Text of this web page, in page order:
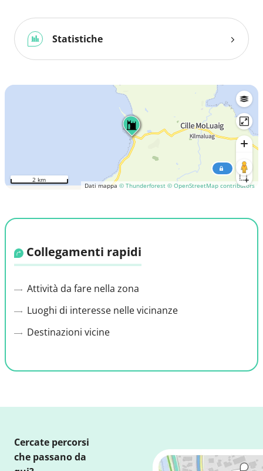
Statistiche
Dati mappa © Thunderforest © OpenStreetMap contributors
2 km
Collegamenti rapidi
Attività da fare nella zona
Luoghi di interesse nelle vicinanze
Destinazioni vicine
Cercate percorsi
che passano da